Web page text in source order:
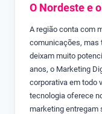
O Nordeste e
A região conta com
comunicações, mas
deixam muito
anos, o Marketing
corporativa em todo
tecnologia oferece
marketing entregam